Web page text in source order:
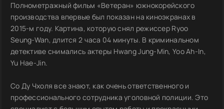
Полнометражный фильм «Ветеран» южнокорейского
производства впервые был показан на киноэкранах в
2015-м году. Картина, которую снял режиссер Ryoo
Seung-Wan, длится 2 часа 04 минуты. В криминальном
детективе снимались актеры Hwang Jung-Min, Yoo Ah-In,
Yu Hae-Jin.
Со Ду Чхоля все знают, как очень ответственного и
профессионального сотрудника уголовной полиции. Это